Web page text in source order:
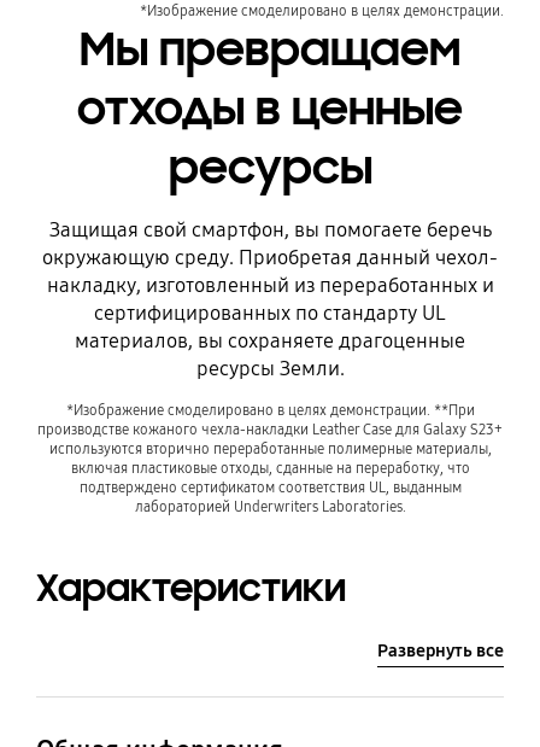
*Изображение смоделировано в целях демонстрации.
Мы превращаем
отходы в ценные
ресурсы
Защищая свой смартфон, вы помогаете беречь
окружающую среду. Приобретая данный чехол-
накладку, изготовленный из переработанных и
сертифицированных по стандарту UL
материалов, вы сохраняете драгоценные
ресурсы Земли.
*Изображение смоделировано в целях демонстрации. **При
производстве кожаного чехла-накладки Leather Case для Galaxy S23+
используются вторично переработанные полимерные материалы,
включая пластиковые отходы, сданные на переработку, что
подтверждено сертификатом соответствия UL, выданным
лабораторией Underwriters Laboratories.
До
Характеристики
Развернуть все